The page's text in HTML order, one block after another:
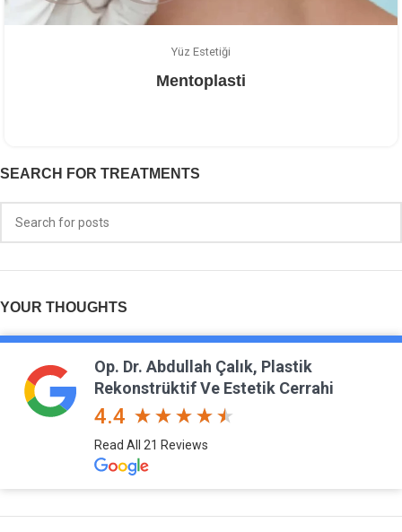
Yüz Estetiği
Mentoplasti
SEARCH FOR TREATMENTS
YOUR THOUGHTS
Op. Dr. Abdullah Çalık, Plastik
Rekonstrüktif Ve Estetik Cerrahi
4.4
Read All 21 Reviews